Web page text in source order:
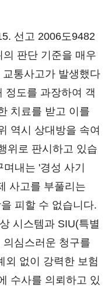
선고 2006도9482
판단 기준을 매우
통사고가 발생했다
정도를 과장하여 객
치료를 받고 이를
역시 상대방을 속여
위로 판시하고 있습
내는 '경성 사기
사고를 부풀리는
피할 수 없습니다.
시스템과 SIU(특별
심스러운 청구를
외 없이 강력한 보험
수사를 의뢰하고 있